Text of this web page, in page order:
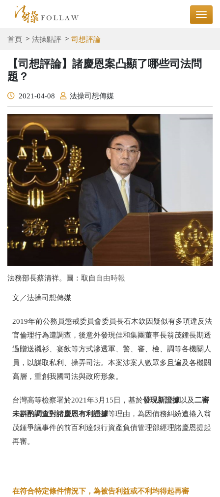
首頁 法操點評 司想評論
【司想評論】諸慶恩案凸顯了哪些司法問
題？
2021-04-08 法操司想傳媒
法務部長蔡清祥。圖：取自 自由時報
文／法操司想傳媒
2019年前公務員懲戒委員會委員長石木欽因疑似有多項違反法
官倫理行為遭調查，後意外發現佳和集團董事長翁茂鍾長期透
過贈送襯衫、宴飲等方式滲透軍、警、審、檢、調等各機關人
員，以謀取私利、操弄司法。本案涉案人數眾多且遍及各機關
高層，重創我國司法與政府形象。
台灣高等檢察署於2021年3月15日，基於發現新證據以及二審
未斟酌調查對諸慶恩有利證據等理由，為因債務糾紛遭捲入翁
茂鍾爭議事件的前百利達銀行資產負債管理部經理諸慶恩提起
再審。
在符合特定條件情況下，為被告利益或不利均得起再審